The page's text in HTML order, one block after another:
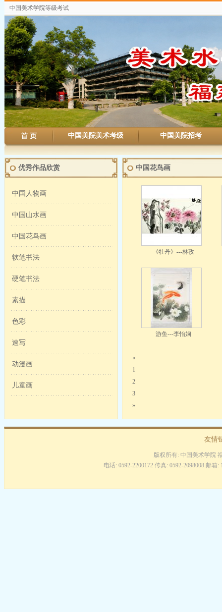
中国美术学院等级考试
首 页 中国美院美术考级 中国美院招考
优秀作品欣赏
中国人物画
中国山水画
中国花鸟画
软笔书法
硬笔书法
素描
色彩
速写
动漫画
儿童画
中国花鸟画
《牡丹》---林孜
游鱼---李怡娴
«
1
2
3
»
友情
版权所有: 中国美术学院
电话: 0592-2200172 传真: 0592-2098008 邮